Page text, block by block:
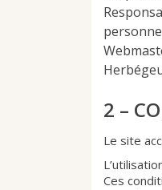
2 –
Le site
Ces